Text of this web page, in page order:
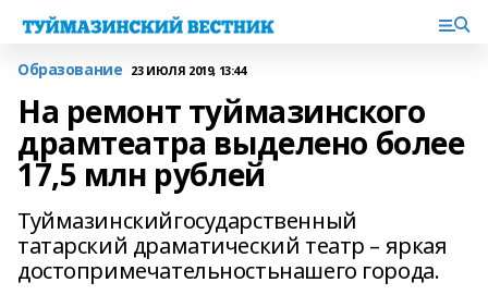
Образование 23 ИЮЛЯ 2019, 13:44
На ремонт туймазинского
драмтеатра выделено более
17,5 млн рублей
Туймазинскийгосударственный
татарский драматический театр – яркая
достопримечательностьнашего города.